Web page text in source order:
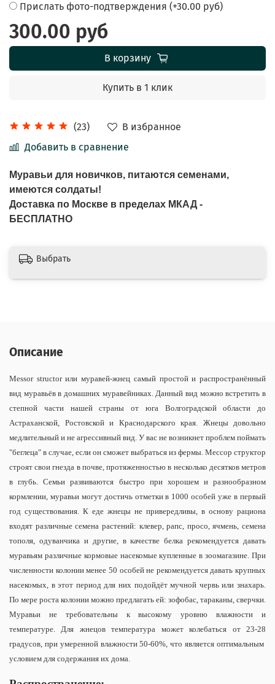
(23)
В избранное
Добавить в сравнение
Прислать фото-подтверждения (+30.00 руб)
300.00 руб
В корзину
Купить в 1 клик
Муравьи для новичков, питаются семенами,
имеются солдаты!
Доставка по Москве в пределах МКАД -
БЕСПЛАТНО
Выбрать
Описание
Messor structor или муравей-жнец самый простой и распространённый
вид муравьёв в домашних муравейниках. Данный вид можно встретить в
степной части нашей страны от юга Волгоградской области до
Астраханской, Ростовской и Краснодарского края. Жнецы довольно
медлительный и не агрессивный вид. У вас не возникнет проблем поймать
"беглеца" в случае, если он сможет выбраться из фермы. Мессор структор
строят свои гнезда в почве, протяженностью в несколько десятков метров
в глубь. Семьи развиваются быстро при хорошем и разнообразном
кормлении, муравьи могут достичь отметки в 1000 особей уже в первый
год существования. К еде жнецы не привередливы, в основу рациона
входят различные семена растений: клевер, рапс, просо, ячмень, семена
тополя, одуванчика и другие, в качестве белка рекомендуется давать
муравьям различные кормовые насекомые купленные в зоомагазине. При
численности колонии менее 50 особей не рекомендуется давать крупных
насекомых, в этот период для них подойдёт мучной червь или знахарь.
По мере роста колонии можно предлагать ей: зофобас, тараканы, сверчки.
Муравьи не требовательны к высокому уровню влажности и
температуре. Для жнецов температура может колебаться от 23-28
градусов, при умеренной влажности 50-60%, что является оптимальным
условием для содержания их дома.